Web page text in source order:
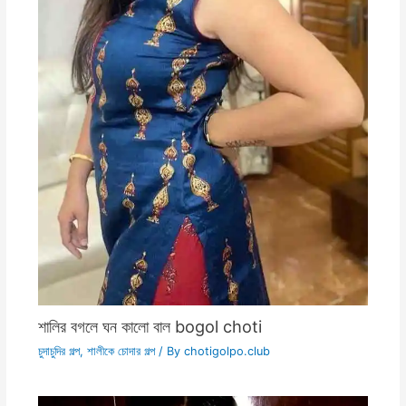
শালির বগলে ঘন কালো বাল bogol choti
চুদাচুদির গল্প, শালীকে চোদার গল্প/ By chotigolpo.club